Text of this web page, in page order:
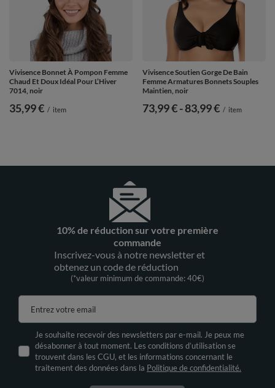
Vivisence Bonnet À Pompon Femme
Chaud Et Doux Idéal Pour L’Hiver
7014, noir
35,99 € / item
Vivisence Soutien Gorge De Bain
Femme Armatures Bonnets Souples
Maintien, noir
de
73,99 €-vers le bas
83,99 € / item
10% de réduction sur votre première
commande
Inscrivez-vous à notre newsletter et
obtenez un code de réduction
(*valeur minimum de commande: 40€)
Entrez votre email
Je souhaite recevoir des newsletters par e-mail. Je peux me
désabonner à tout moment. Les conditions d’utilisation se
trouvent dans les CGU, et les informations concernant le
traitement des données dans la Politique de confidentialité.